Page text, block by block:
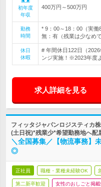
初年度
年収
400万円～500万円
勤務
時間
* 9：00～18：00（実
無：有（残業は少なめ
休日
休暇
# 年間休日122日（
ンジ実施！※2023年度
求人詳細を見る
フィッタジャパンロジスティカ
(土日祝)*残業少*希望勤務地へ配
＼全国募集／【物流事務】
◎
正社員 職種・業種未経験OK
第二新卒歓迎 女性のおしごと掲載